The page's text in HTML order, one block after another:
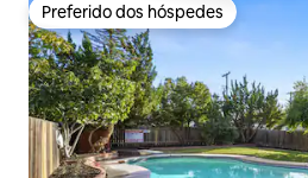
Preferido dos hóspedes
Preferido dos hóspedes